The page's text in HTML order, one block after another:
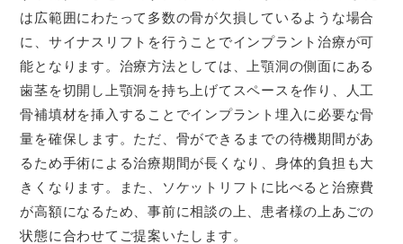
は広範囲にわたって多数の骨が欠損しているような場合
に、サイナスリフトを行うことでインプラント治療が可
能となります。治療方法としては、上顎洞の側面にある
歯茎を切開し上顎洞を持ち上げてスペースを作り、人工
骨補填材を挿入することでインプラント埋入に必要な骨
量を確保します。ただ、骨ができるまでの待機期間があ
るため手術による治療期間が長くなり、身体的負担も大
きくなります。また、ソケットリフトに比べると治療費
が高額になるため、事前に相談の上、患者様の上あごの
状態に合わせてご提案いたします。